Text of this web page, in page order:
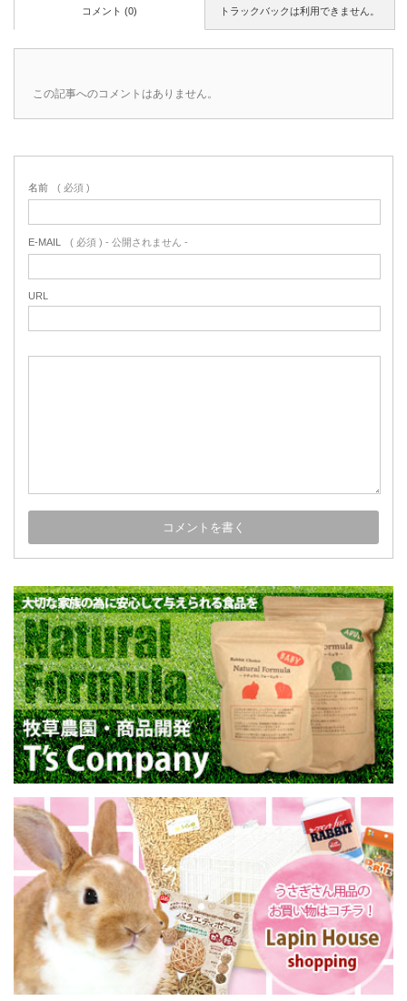
トラックバックは利用できません。
コメント (0)
この記事へのコメントはありません。
名前 ( 必須 )
E-MAIL ( 必須 ) - 公開されません -
URL